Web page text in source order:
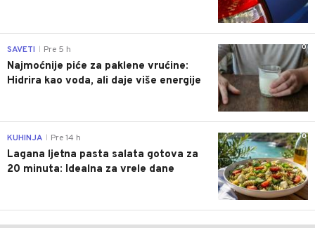
0
SAVETI Pre 5 h
Najmoćnije piće za paklene vrućine:
Hidrira kao voda, ali daje više energije
0
KUHINJA Pre 14 h
Lagana ljetna pasta salata gotova za
20 minuta: Idealna za vrele dane